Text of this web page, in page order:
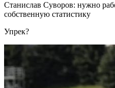
Станислав Суворов: нужно
собственную статистику
Упрек?